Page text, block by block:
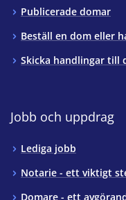
Publicerade domar
Beställ en dom eller
Skicka handlingar till
Jobb och uppdrag
Lediga jobb
Notarie - ett viktigt
Domare - ett